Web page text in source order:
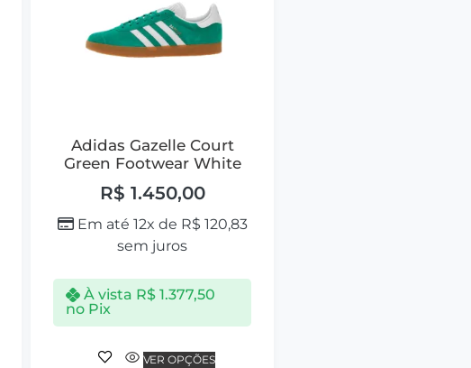
Adidas Gazelle Court
Green Footwear White
R$ 1.450,00
Em até 12x de R$ 120,83
sem juros
À vista R$1.377,50
no Pix
VER OPÇÕES